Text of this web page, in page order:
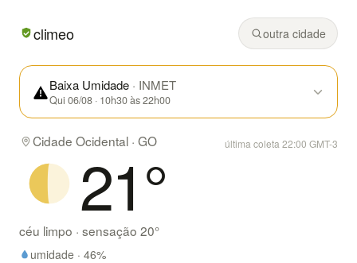
Em Cidade Ocidental/GO hoje: céu limpo, mínima de 15°
climeo outra cidade
Baixa Umidade · INMET
Qui 06/08 · 10h30 às 22h00
Cidade Ocidental · GO última coleta 22:00 GMT-3
21°
céu limpo · sensação 20°
umidade · 46%